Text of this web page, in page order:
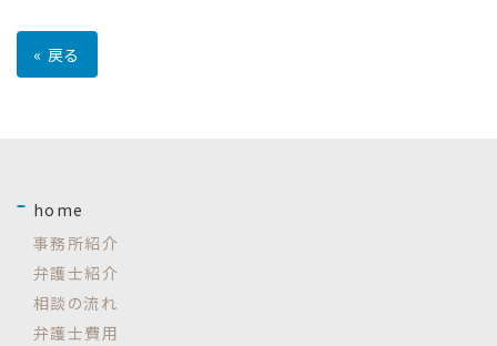
« 戻る
home
事務所紹介
弁護士紹介
相談の流れ
弁護士費用